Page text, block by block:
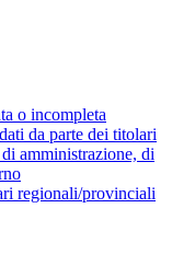
o incompleta
da parte dei titolari
amministrazione, di
regionali/provinciali